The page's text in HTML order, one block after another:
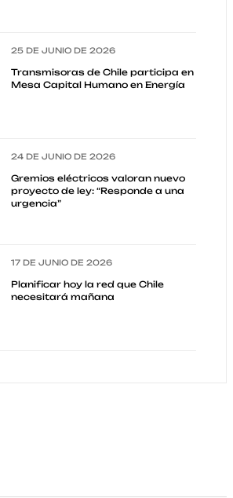
25 DE JUNIO DE 2026
Transmisoras de Chile participa en
Mesa Capital Humano en Energía
24 DE JUNIO DE 2026
Gremios eléctricos valoran nuevo
proyecto de ley: “Responde a una
urgencia”
17 DE JUNIO DE 2026
Planificar hoy la red que Chile
necesitará mañana